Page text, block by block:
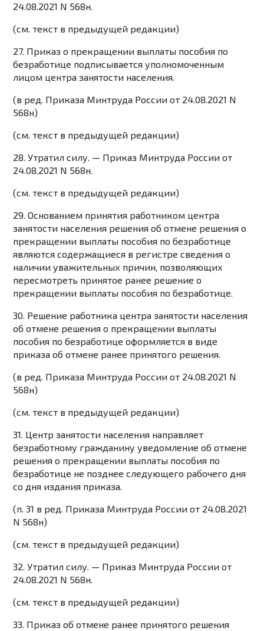
24.08.2021 N 568н.
(см. текст в предыдущей редакции)
27. Приказ о прекращении выплаты пособия по
безработице подписывается уполномоченным
лицом центра занятости населения.
(в ред. Приказа Минтруда России от 24.08.2021 N
568н)
(см. текст в предыдущей редакции)
28. Утратил силу. — Приказ Минтруда России от
24.08.2021 N 568н.
(см. текст в предыдущей редакции)
29. Основанием принятия работником центра
занятости населения решения об отмене решения о
прекращении выплаты пособия по безработице
являются содержащиеся в регистре сведения о
наличии уважительных причин, позволяющих
пересмотреть принятое ранее решение о
прекращении выплаты пособия по безработице.
30. Решение работника центра занятости населения
об отмене решения о прекращении выплаты
пособия по безработице оформляется в виде
приказа об отмене ранее принятого решения.
(в ред. Приказа Минтруда России от 24.08.2021 N
568н)
(см. текст в предыдущей редакции)
31. Центр занятости населения направляет
безработному гражданину уведомление об отмене
решения о прекращении выплаты пособия по
безработице не позднее следующего рабочего дня
со дня издания приказа.
(п. 31 в ред. Приказа Минтруда России от 24.08.2021
N 568н)
(см. текст в предыдущей редакции)
32. Утратил силу. — Приказ Минтруда России от
24.08.2021 N 568н.
(см. текст в предыдущей редакции)
33. Приказ об отмене ранее принятого решения